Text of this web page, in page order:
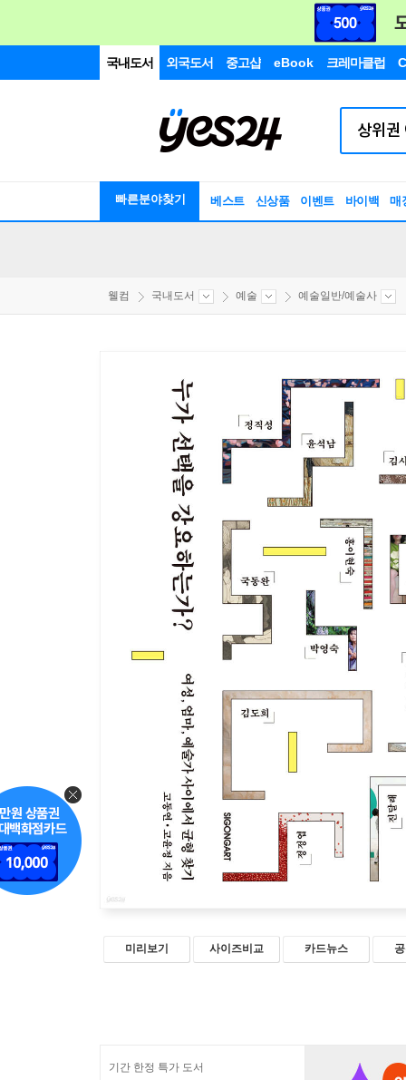
국내도서 외국도서 중고샵 eBook 크레마클럽
빠른분야찾기 베스트 신상품 이벤트 바이백 매
웰컴 국내도서 예술 예술일반/예술사
미리보기 사이즈비교 카드뉴스
기간 한정 특가 도서